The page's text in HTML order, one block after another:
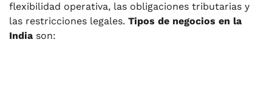
flexibilidad operativa, las obligaciones tributarias y
las restricciones legales. Tipos de negocios en la
India son: